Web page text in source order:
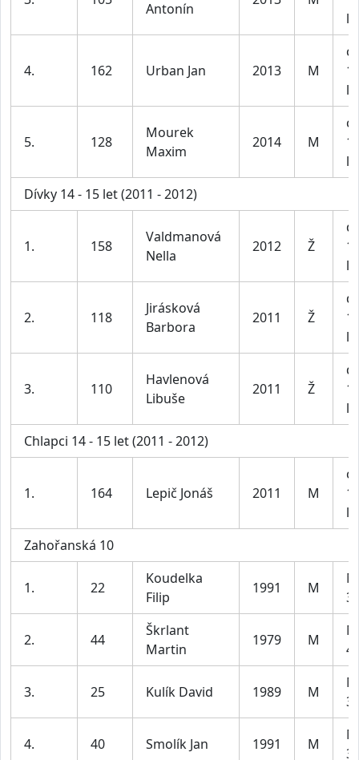
Antonín
4. 162 Urban Jan 2013 M
5. 128
Mourek
Maxim
2014 M
Dívky 14 - 15 let (2011 - 2012)
1. 158
Valdmanová
Nella
2012 Ž
2. 118
Jirásková
Barbora
2011 Ž
3. 110
Havlenová
Libuše
2011 Ž
Chlapci 14 - 15 let (2011 - 2012)
1. 164 Lepič Jonáš 2011 M
Zahořanská 10
1. 22
Koudelka
Filip
1991 M
2. 44
Škrlant
Martin
1979 M
3. 25 Kulík David 1989 M
4. 40 Smolík Jan 1991 M